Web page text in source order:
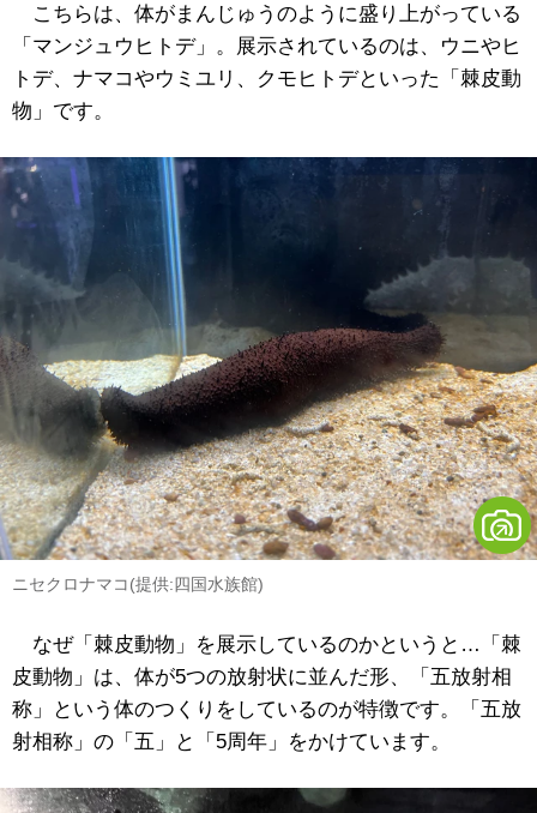
こちらは、体がまんじゅうのように盛り上がっている
「 マンジュウヒトデ」。
展示されているのは、ウニやヒ
トデ、ナマコやウミユリ 、クモヒトデといった「棘皮動
物」です。
ニセクロナマコ(提供:四国水族館)
なぜ「棘皮動物」を展示しているのかというと…「棘
皮動物」は、体が5つの放射状に並んだ形、「五放射相
称」という体のつくりをしているのが特徴です。「五放
射相称」の「五」と「5周年」をかけています。